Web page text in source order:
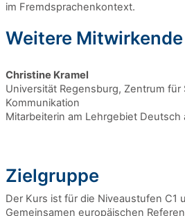
im Fremdsprachenkontext.
Weitere Mitwirkende
Christine Kramel
Universität Regensburg, Zentrum für
Kommunikation
Mitarbeiterin am Lehrgebiet Deutsch
Zielgruppe
Der Kurs ist für die Niveaustufen C1
Gemeinsamen europäischen